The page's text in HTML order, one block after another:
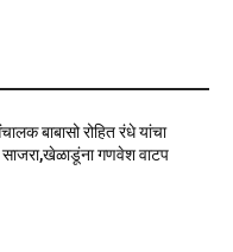
बाबासो रोहित रंधे यांचा
साजरा,खेळाडूंना गणवेश वाटप